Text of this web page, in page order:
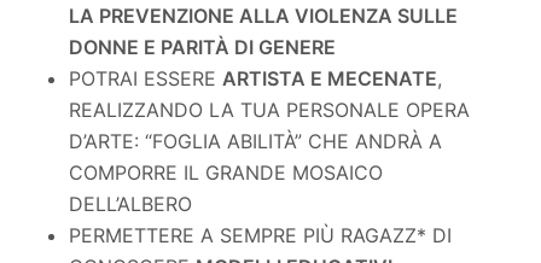
LA PREVENZIONE ALLA VIOLENZA SULLE
DONNE E PARITÀ DI GENERE
POTRAI ESSERE ARTISTA E MECENATE,
REALIZZANDO LA TUA PERSONALE OPERA
D’ARTE: “FOGLIA ABILITÀ” CHE ANDRÀ A
COMPORRE IL GRANDE MOSAICO
DELL’ALBERO
PERMETTERE A SEMPRE PIÙ RAGAZZ* DI